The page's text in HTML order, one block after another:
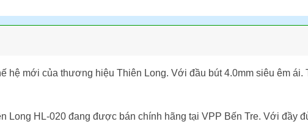
hệ mới của thương hiệu Thiên Long. Với đầu bút 4.0mm siêu êm
Long HL-020 đang được bán chính hãng tại VPP Bến Tre. Với đầy